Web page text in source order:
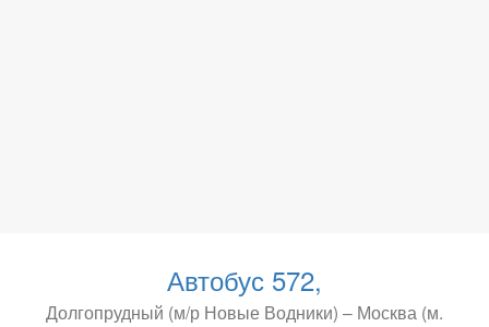
Автобус 572,
Долгопрудный (м/р Новые Водники) – Москва (м.